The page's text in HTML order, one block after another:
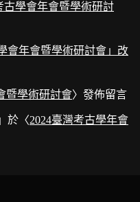
古學會年會暨學術研討
會年會暨學術研討會」改
暨學術研討會〉發佈留言
」於〈2024臺灣考古學年會